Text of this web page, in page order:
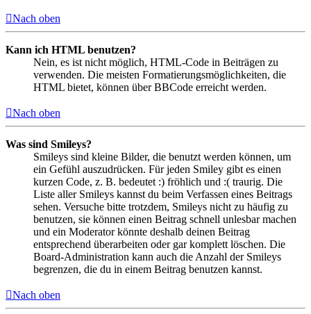
Nach oben
Kann ich HTML benutzen?
Nein, es ist nicht möglich, HTML-Code in Beiträgen zu
verwenden. Die meisten Formatierungsmöglichkeiten, die
HTML bietet, können über BBCode erreicht werden.
Nach oben
Was sind Smileys?
Smileys sind kleine Bilder, die benutzt werden können, um
ein Gefühl auszudrücken. Für jeden Smiley gibt es einen
kurzen Code, z. B. bedeutet :) fröhlich und :( traurig. Die
Liste aller Smileys kannst du beim Verfassen eines Beitrags
sehen. Versuche bitte trotzdem, Smileys nicht zu häufig zu
benutzen, sie können einen Beitrag schnell unlesbar machen
und ein Moderator könnte deshalb deinen Beitrag
entsprechend überarbeiten oder gar komplett löschen. Die
Board-Administration kann auch die Anzahl der Smileys
begrenzen, die du in einem Beitrag benutzen kannst.
Nach oben